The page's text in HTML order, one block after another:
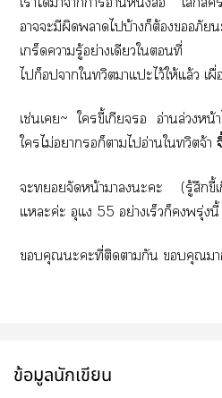
าะมีผิดาไบ้างก็ต้องอภั
เกร็ดารู้อย่างเดียวใ
ไก็าใทวิาแะไว้ให้แล้ว เผื่
เช่นเ~ ใขี้เกียจ อ่านล่วงหน้
ใไม่ารอก็าไอ่านใทวิตจ้า
ะจัดหน้าาะะ (รู้สึก
แะค่ะ อุแ 55 อย่างเร็วก็พรุ่
คุณะะที่ติดากัน คุณา
ข้อมูลนักเขียน